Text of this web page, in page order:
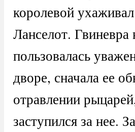
королевой
Ланселот. Гвиневра
пользовалась
дворе, сначала ее
отравлении
заступился за нее.